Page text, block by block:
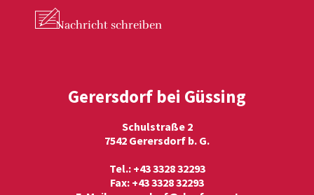
Nachricht schreiben
Gerersdorf bei Güssing
Schulstraße 2
7542 Gerersdorf b. G.
Tel.: +43 3328 32293
Fax: +43 3328 32293